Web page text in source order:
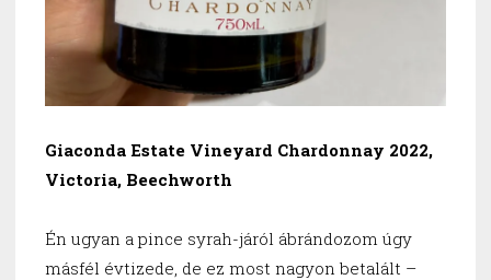
Giaconda Estate Vineyard Chardonnay 2022,
Victoria, Beechworth
Én ugyan a pince syrah-járól ábrándozom úgy
másfél évtizede, de ez most nagyon betalált –